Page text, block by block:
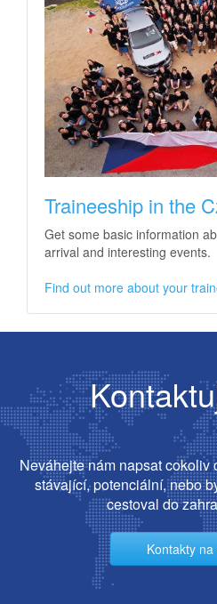
Traineeship in the
Get some basic information
arrival and interesting events.
Find out more about your
Neváhejte nám napsat cokoliv
stávající, potenciální, nebo
cestoval do
Kontakty